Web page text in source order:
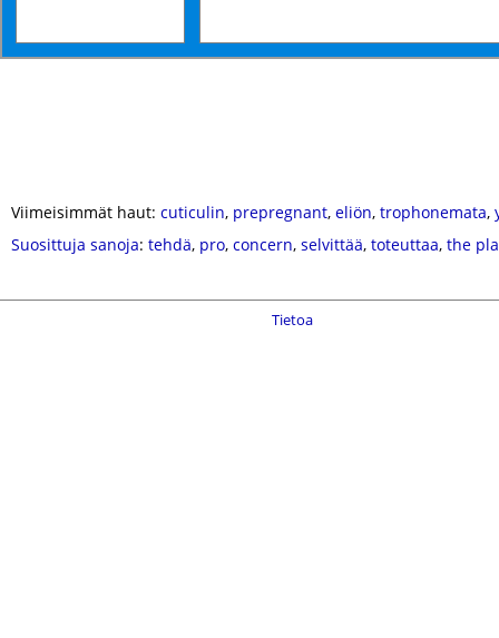
Viimeisimmät haut: cuticulin, prepregnant, eliön, trophonemata,
Suosittuja sanoja: tehdä, pro, concern, selvittää, toteuttaa, the
Tietoa